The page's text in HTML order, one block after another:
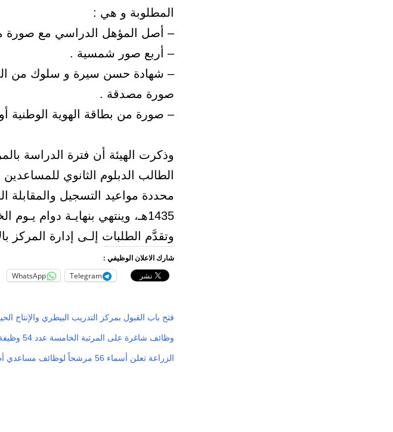
المطلوبة و هي :
– أصل المؤهل الدراسي مع صورة
– أربع صور شمسية .
– شهادة حسن سيرة و سلوك من
صورة مصدقة .
– صورة من بطاقة الهوية الوطنية
وذكرت الهيئة أن فترة الدراسة
الطالب الدبلوم الثانوي للمساعدين
1435هـ، وينتهي بنهايـة دوام يـوم الخميس 25/ 10/ 1435هـ،
وتقدَّم الطلبات إلـى إدارة المركز
شارك الاعلان الوظيفي :
Telegram
WhatsApp
فتح باب القبول بمركز التدريب البيطري والإنتاج
وظائف شاغرة على المرتبة الخامسة عدد 54 وظيفة بمسمى (مساعد طبيب بيطري ) بالزراعة
الزراعة تعلن أسماء 56 مرشحاً لوظائف مساعدي أطباء بيطريين في الأحساء